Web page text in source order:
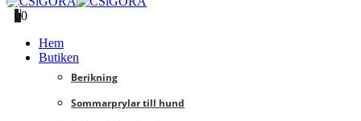
00
Hem
Butiken
Berikning
Sommarprylar till hund